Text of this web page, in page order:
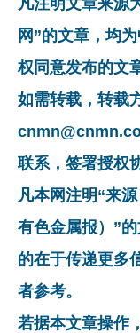
网”的文章，均
权同意发布的文
如需转载，转载
联系，签署授权
凡本网注明“来
有色金属报）”
的在于传递更多
者参考。
若据本文章操作